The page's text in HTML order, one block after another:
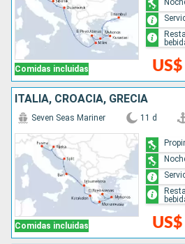
Comidas incluidas
ITALIA, CROACIA, GRECIA
Comidas incluidas
Seven Seas Mariner 11 d